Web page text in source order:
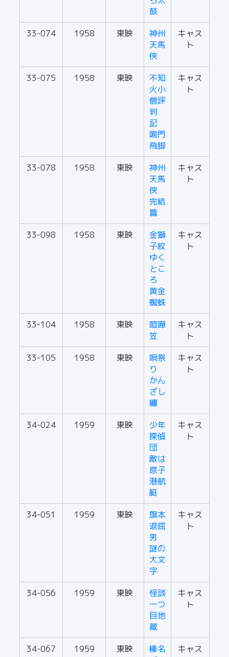
鼓
33-074
1958 東映
神州
天馬
侠
キャス
ト
33-075 1958 東映
不知
火小
僧評
判
記
鳴門
飛脚
キャス
ト
33-078 1958 東映
神州
天馬
侠
完結
篇
キャス
ト
33-098 1958 東映
金獅
子紋
ゆく
とこ
ろ
黄金
蜘蛛
キャス
ト
33-104 1958 東映
喧嘩
笠
キャス
ト
33-105
1958 東映
唄祭
り
かん
ざし
纏
キャス
ト
34-024 1959 東映
少年
探偵
団
敵は
原子
潜航
艇
キャス
ト
34-051 1959 東映
旗本
退屈
男
謎の
大文
字
キャス
ト
34-056 1959 東映
怪談
一つ
目地
蔵
キャス
ト
34-067 1959 東映
榛名
キャス